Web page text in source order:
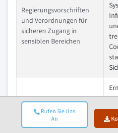
Rufen Sie Uns
An
Regierungsvorschriften
und Verordnungen für
sicheren Zugang in
sensiblen Bereichen
Integration mit IoT- und
Smart-Building-
Technologien